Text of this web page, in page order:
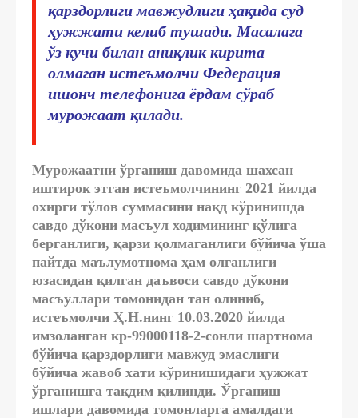
қарздорлиги мавжудлиги ҳақида суд
ҳужжати келиб тушади. Масалага
ўз кучи билан аниқлик кирита
олмаган истеъмолчи Федерация
ишонч телефонига ёрдам сўраб
мурожаат қилади.
Мурожаатни ўрганиш давомида шахсан
иштирок этган истеъмолчининг 2021 йилда
охирги тўлов суммасини нақд кўринишда
савдо дўкони масъул ходимининг қўлига
берганлиги, қарзи қолмаганлиги бўйича ўша
пайтда маълумотнома ҳам олганлиги
юзасидан қилган даъвоси савдо дўкони
масъуллари томонидан тан олиниб,
истеъмолчи Ҳ.Н.нинг 10.03.2020 йилда
имзоланган кр-99000118-2-сонли шартнома
бўйича қарздорлиги мавжуд эмаслиги
бўйича жавоб хати кўринишидаги ҳужжат
ўрганишга тақдим қилинди. Ўрганиш
ишлари давомида томонларга амалдаги